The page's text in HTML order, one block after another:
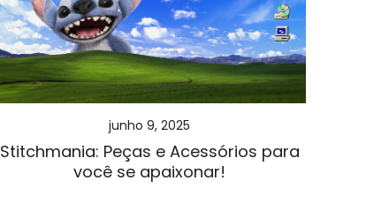
junho 9, 2025
Stitchmania: Peças e Acessórios para
você se apaixonar!